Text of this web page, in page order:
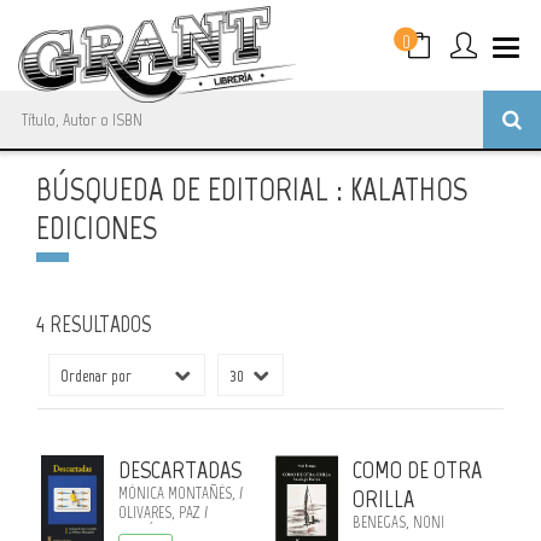
0
BÚSQUEDA DE EDITORIAL : KALATHOS
EDICIONES
4 RESULTADOS
DESCARTADAS
MÓNICA MONTAÑÉS, /
OLIVARES, PAZ /
MARTÍNEZ NISTAL,
COMO DE OTRA
ORILLA
BENEGAS, NONI